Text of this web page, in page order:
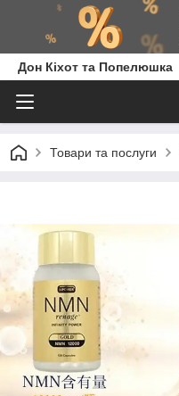
Дон Кіхот та Попелюшка
Товари та послуги